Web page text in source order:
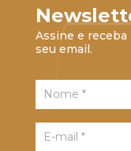
Assine e
seu email.